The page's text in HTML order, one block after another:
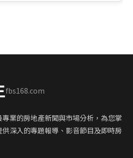
fbs168.com
業的房地產新聞與市場分析，為您掌
深入的專題報導、影音節目及即時房